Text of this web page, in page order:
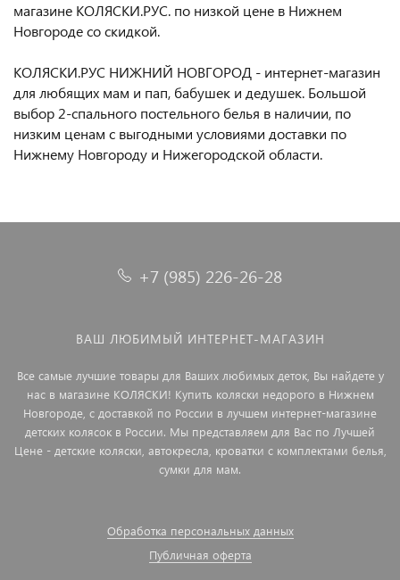
магазине КОЛЯСКИ.РУС. по низкой цене в Нижнем
Новгороде со скидкой.
КОЛЯСКИ.РУС НИЖНИЙ НОВГОРОД - интернет-магазин
для любящих мам и пап, бабушек и дедушек. Большой
выбор 2-спального постельного белья в наличии, по
низким ценам с выгодными условиями доставки по
Нижнему Новгороду и Нижегородской области.
+7 (985) 226-26-28
ВАШ ЛЮБИМЫЙ ИНТЕРНЕТ-МАГАЗИН
Все самые лучшие товары для Ваших любимых деток, Вы найдете у
нас в магазине КОЛЯСКИ! Купить коляски недорого в Нижнем
Новгороде, с доставкой по России в лучшем интернет-магазине
детских колясок в России. Мы представляем для Вас по Лучшей
Цене - детские коляски, автокресла, кроватки с комплектами белья,
сумки для мам.
Обработка персональных данных
Публичная оферта